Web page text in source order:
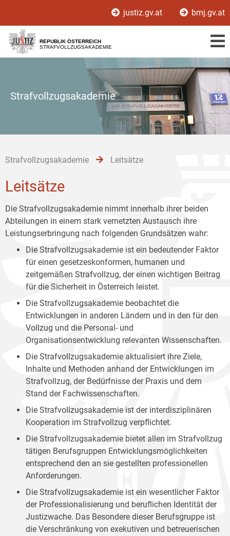
[1]
[2]
[3]
justiz.gv.at bmj.gv.at
REPUBLIK ÖSTERREICH
STRAFVOLLZUGSAKADEMIE
Strafvollzugsakademie
Strafvollzugsakademie Leitsätze
Leitsätze
Die Strafvollzugsakademie nimmt innerhalb ihrer beiden
Abteilungen in einem stark vernetzten Austausch ihre
Leistungserbringung nach folgenden Grundsätzen wahr:
Die Strafvollzugsakademie ist ein bedeutender Faktor
für einen gesetzeskonformen, humanen und
zeitgemäßen Strafvollzug, der einen wichtigen Beitrag
für die Sicherheit in Österreich leistet.
Die Strafvollzugsakademie beobachtet die
Entwicklungen in anderen Ländern und in den für den
Vollzug und die Personal- und
Organisationsentwicklung relevanten Wissenschaften.
Die Strafvollzugsakademie aktualisiert ihre Ziele,
Inhalte und Methoden anhand der Entwicklungen im
Strafvollzug, der Bedürfnisse der Praxis und dem
Stand der Fachwissenschaften.
Die Strafvollzugsakademie ist der interdisziplinären
Kooperation im Strafvollzug verpflichtet.
Die Strafvollzugsakademie bietet allen im Strafvollzug
tätigen Berufsgruppen Entwicklungsmöglichkeiten
entsprechend den an sie gestellten professionellen
Anforderungen.
Die Strafvollzugsakademie ist ein wesentlicher Faktor
der Professionalisierung und beruflichen Identität der
Justizwache. Das Besondere dieser Berufsgruppe ist
die Verschränkung von exekutiven und betreuerischen